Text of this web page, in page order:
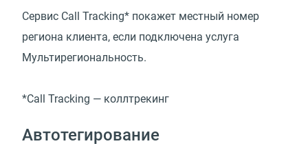
Сервис Call Tracking* покажет местный номер
региона клиента, если подключена услуга
Мультирегиональность.
*Call Tracking — коллтрекинг
Автотегирование